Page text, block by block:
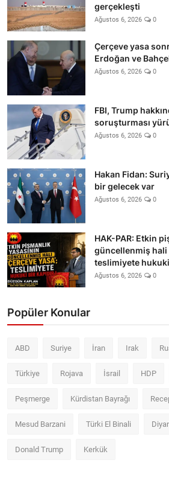
gerçekleşti
Ağustos 6, 2026 0
Çerçeve yasa
Erdoğan ve
Ağustos 6, 2026 0
FBI, Trump
soruşturması
Ağustos 6, 2026 0
Hakan Fidan:
bir gelecek var
Ağustos 6, 2026 0
HAK-PAR: Etkin
güncellenmiş hali
teslimiyete hukuki
Ağustos 6, 2026 0
Popüler Konular
ABD Suriye İran Irak
Türkiye Rojava İsrail HDP
Peşmerge Kürdistan Bayrağı
Mesud Barzani Türki El Binali
Donald Trump Kerkük